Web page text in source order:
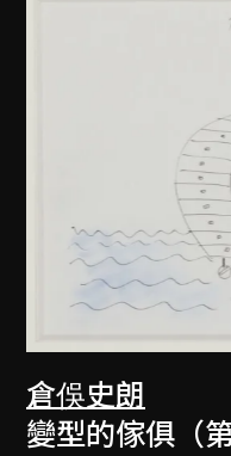
倉俁史朗
變型的傢俱（